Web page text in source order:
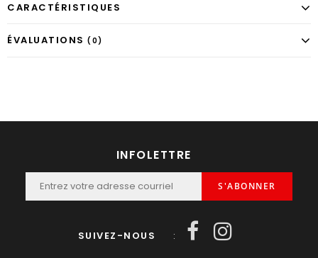
CARACTÉRISTIQUES
ÉVALUATIONS (0)
INFOLETTRE
S'ABONNER
SUIVEZ-NOUS :